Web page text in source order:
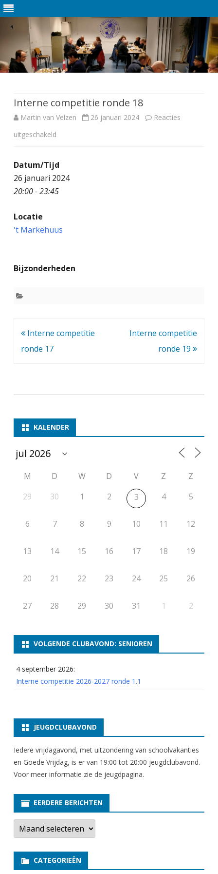
de
inhoud
Interne competitie ronde 18
Martin van Velzen 26 januari 2024
Reacties
uitgeschakeld
o
r
o
i
e
r
1
Datum/Tijd
26 januari 2024
20:00 - 23:45
Locatie
't Markehuus
Bijzonderheden
Bericht
navigatie
Interne competitie
ronde 17
Interne competitie
ronde 19
KALENDER
M D W D V Z
Z
29
30 1 2 3 4 5
6 7 8 9 10 11 12
13 14 15 16 17 18 19
20 21 22 23 24 25 26
27 28 29 30 31 1 2
VOLGENDE CLUBAVOND: SENIOREN
4 september 2026:
Interne competitie 2026-2027 ronde 1.1
JEUGDCLUBAVOND
Iedere vrijdagavond, met uitzondering van schoolvakanties
en Goede Vrijdag, is er van 19:00 tot 20:00 jeugdclubavond.
Voor meer informatie zie de jeugdpagina.
EERDERE BERICHTEN
E
r
e
e
CATEGORIEËN